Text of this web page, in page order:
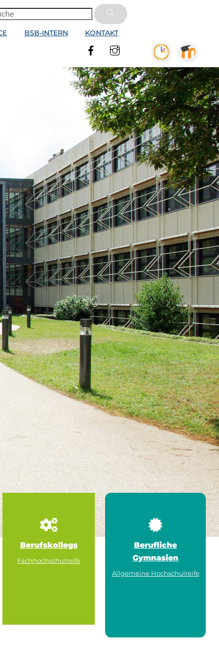
BSB-INTERN KONTAKT
FacebookInstagram
Berufskollegs
Fachhochschulreife
Berufliche
Gymnasien
Allgemeine Hochschulreife